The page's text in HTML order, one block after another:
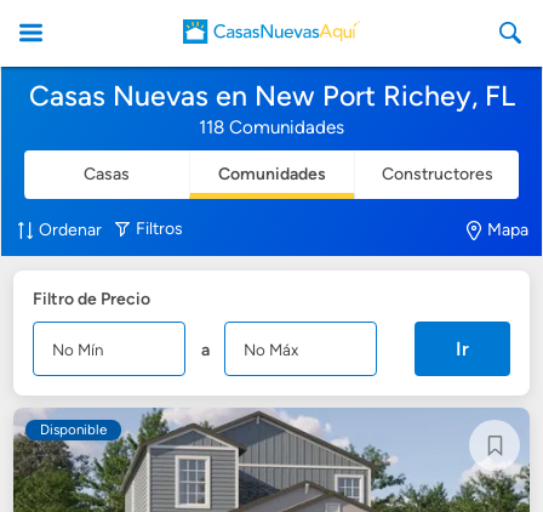
Casas Nuevas en New Port Richey, FL
118 Comunidades
Casas Comunidades Constructores
Ordenar Filtros Mapa
Filtro de Precio
a Ir
Disponible